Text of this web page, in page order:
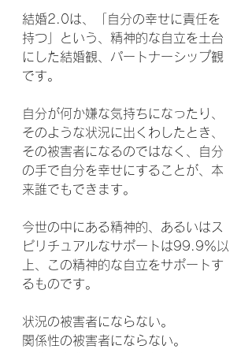
結婚2.0は、「自分の幸せに責任を
持つ」という、精神的な自立を土台
にした結婚観、パートナーシップ観
です。
自分が何か嫌な気持ちになったり、
そのような状況に出くわしたとき、
その被害者になるのではなく、自分
の手で自分を幸せにすることが、本
来誰でもできます。
今世の中にある精神的、あるいはス
ピリチュアルなサポートは99.9％以
上、この精神的な自立をサポートす
るものです。
状況の被害者にならない。
関係性の被害者にならない。